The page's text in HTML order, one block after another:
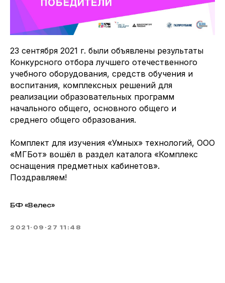
23 сентября 2021 г. были объявлены результаты
Конкурсного отбора лучшего отечественного
учебного оборудования, средств обучения и
воспитания, комплексных решений для
реализации образовательных программ
начального общего, основного общего и
среднего общего образования.
Комплект для изучения «Умных» технологий, ООО
«МГБот» вошёл в раздел каталога «Комплекс
оснащения предметных кабинетов».
Поздравляем!
БФ «Велес»
2021-09-27 11:48